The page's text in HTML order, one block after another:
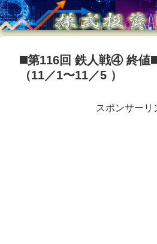
◼️第116回 鉄人戦④ 終値
（11／1〜11／5 ）
スポンサーリ